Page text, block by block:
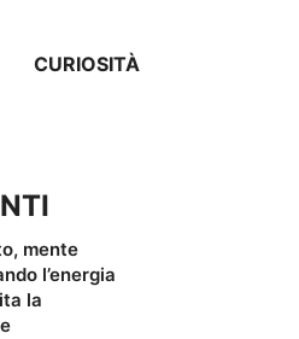
CURIOSITÀ
mente
l’energia
la